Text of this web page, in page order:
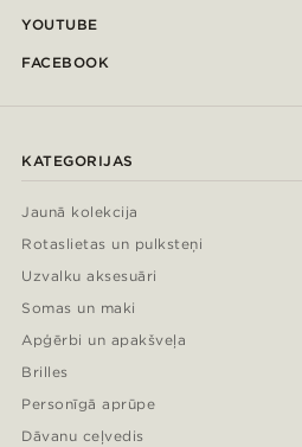
YOUTUBE
FACEBOOK
KATEGORIJAS
Jaunā kolekcija
Rotaslietas un pulksteņi
Uzvalku aksesuāri
Somas un maki
Apģērbi un apakšveļa
Brilles
Personīgā aprūpe
Dāvanu ceļvedis